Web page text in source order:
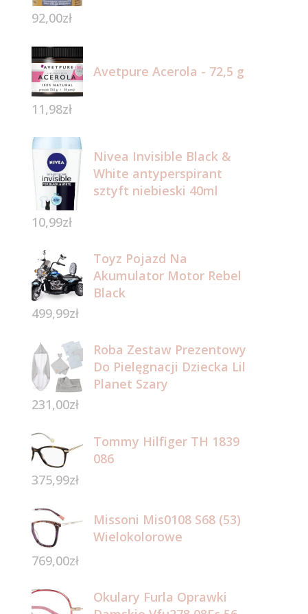
92,00zł
Avetpure Acerola - 72,5 g
11,98zł
Nivea Invisible Black &
White antyperspirant
sztyft niebieski 40ml
10,99zł
Toyz Pojazd Na
Akumulator Motor Rebel
Black
499,99zł
Roba Zestaw Prezentowy
Do Pielęgnacji Dziecka Lil
Planet Szary
231,00zł
Tommy Hilfiger TH 1839
086
375,99zł
Missoni Mis0108 S68 (53)
Wielokolorowe
769,00zł
Okulary Furla Oprawki